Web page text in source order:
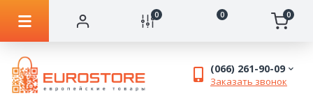
0 0 0
(066) 261-90-09
Заказать звонок